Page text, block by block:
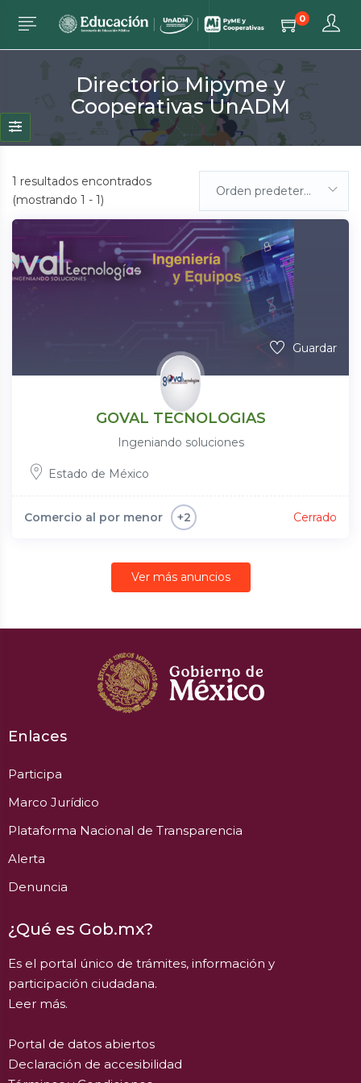
0
Directorio Mipyme y
Cooperativas UnADM
1 resultados encontrados
(mostrando 1 - 1)
Orden predeterminada
Guardar
GOVAL TECNOLOGIAS
Ingeniando soluciones
Estado de México
Comercio al por menor +2 Cerrado
Ver más anuncios
Enlaces
Participa
Marco Jurídico
Plataforma Nacional de Transparencia
Alerta
Denuncia
¿Qué es Gob.mx?
Es el portal único de trámites, información y
participación ciudadana.
Leer más.
Portal de datos abiertos
Declaración de accesibilidad